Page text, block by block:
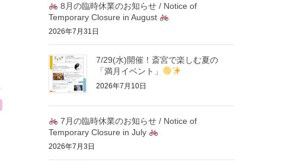
8月の臨時休業のお知らせ / Notice of
Temporary Closure in August
2026年7月31日
7/29(水)開催！斎宮で楽しむ夏の
「満月イベント」
2026年7月10日
7月の臨時休業のお知らせ / Notice of
Temporary Closure in July
2026年7月3日